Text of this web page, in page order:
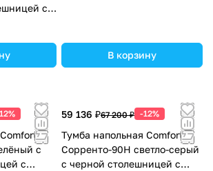
с
PZ-6068
В корзину
с
c
59 136 ₽67 200 ₽ -12%
Тумба напольная Comforty
Сорренто-90Н светло-серый
с черной столешницей c